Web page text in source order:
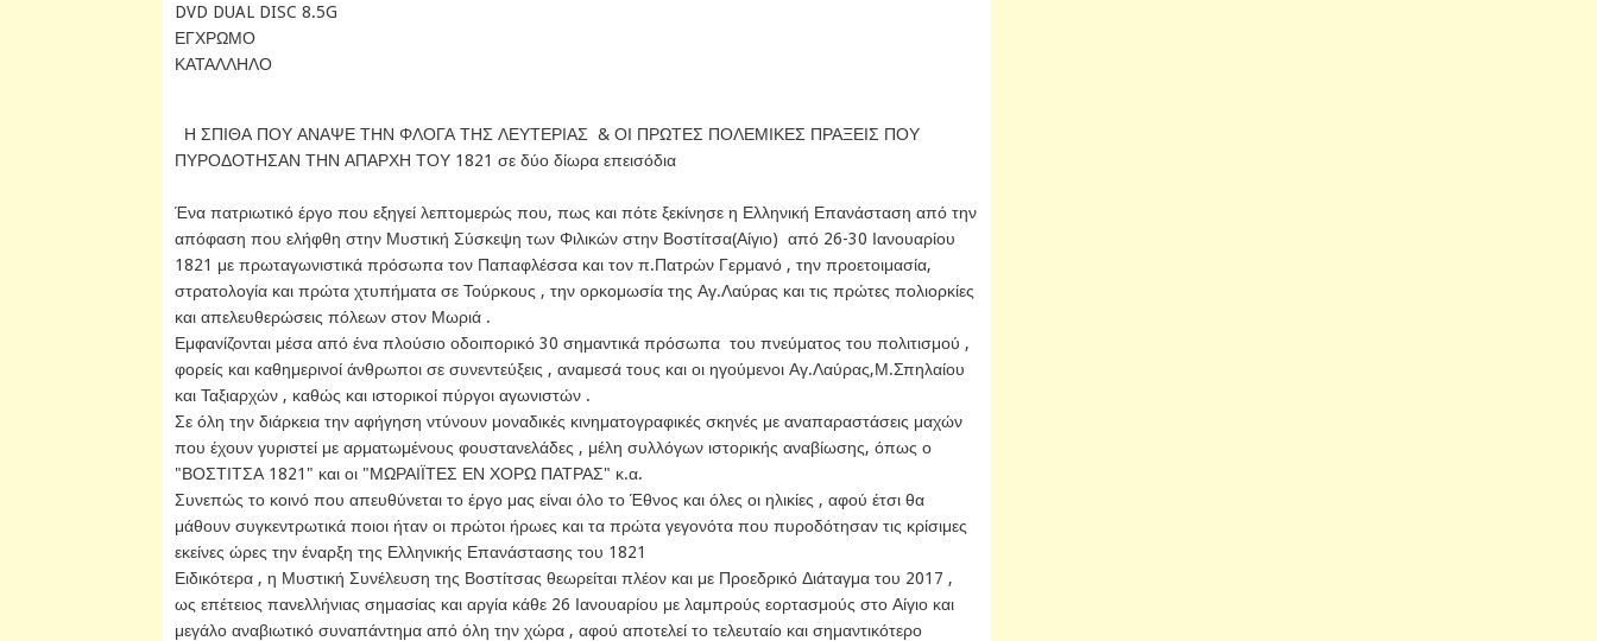
DVD DUAL DISC 8.5G
ΕΓΧΡΩΜΟ
ΚΑΤΑΛΛΗΛΟ
Η ΣΠΙΘΑ ΠΟΥ ΑΝΑΨΕ ΤΗΝ ΦΛΟΓΑ ΤΗΣ ΛΕΥΤΕΡΙΑΣ & ΟΙ ΠΡΩΤΕΣ ΠΟΛΕΜΙΚΕΣ ΠΡΑΞΕΙΣ ΠΟΥ
ΠΥΡΟΔΟΤΗΣΑΝ ΤΗΝ ΑΠΑΡΧΗ ΤΟΥ 1821 σε δύο δίωρα επεισόδια
Ένα πατριωτικό έργο που εξηγεί λεπτομερώς που, πως και πότε ξεκίνησε η Ελληνική Επανάσταση από την
απόφαση που ελήφθη στην Μυστική Σύσκεψη των Φιλικών στην Βοστίτσα(Αίγιο) από 26-30 Ιανουαρίου
1821 με πρωταγωνιστικά πρόσωπα τον Παπαφλέσσα και τον π.Πατρών Γερμανό , την προετοιμασία,
στρατολογία και πρώτα χτυπήματα σε Τούρκους , την ορκομωσία της Αγ.Λαύρας και τις πρώτες πολιορκίες
και απελευθερώσεις πόλεων στον Μωριά .
Εμφανίζονται μέσα από ένα πλούσιο οδοιπορικό 30 σημαντικά πρόσωπα του πνεύματος του πολιτισμού ,
φορείς και καθημερινοί άνθρωποι σε συνεντεύξεις , αναμεσά τους και οι ηγούμενοι Αγ.Λαύρας,Μ.Σπηλαίου
και Ταξιαρχών , καθώς και ιστορικοί πύργοι αγωνιστών .
Σε όλη την διάρκεια την αφήγηση ντύνουν μοναδικές κινηματογραφικές σκηνές με αναπαραστάσεις μαχών
που έχουν γυριστεί με αρματωμένους φουστανελάδες , μέλη συλλόγων ιστορικής αναβίωσης, όπως ο
"ΒΟΣΤΙΤΣΑ 1821" και οι "ΜΩΡΑΙΪΤΕΣ ΕΝ ΧΟΡΩ ΠΑΤΡΑΣ" κ.α.
Συνεπώς το κοινό που απευθύνεται το έργο μας είναι όλο το Έθνος και όλες οι ηλικίες , αφού έτσι θα
μάθουν συγκεντρωτικά ποιοι ήταν οι πρώτοι ήρωες και τα πρώτα γεγονότα που πυροδότησαν τις κρίσιμες
εκείνες ώρες την έναρξη της Ελληνικής Επανάστασης του 1821
Ειδικότερα , η Μυστική Συνέλευση της Βοστίτσας θεωρείται πλέον και με Προεδρικό Διάταγμα του 2017 ,
ως επέτειος πανελλήνιας σημασίας και αργία κάθε 26 Ιανουαρίου με λαμπρούς εορτασμούς στο Αίγιο και
μεγάλο αναβιωτικό συναπάντημα από όλη την χώρα , αφού αποτελεί το τελευταίο και σημαντικότερο